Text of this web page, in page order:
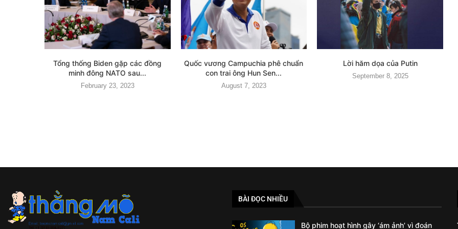
Tổng thống Biden gặp các đồng
minh đông NATO sau...
February 23, 2023
Quốc vương Campuchia phê chuẩn
con trai ông Hun Sen...
August 7, 2023
Lời hăm dọa của Putin
September 8, 2025
BÀI ĐỌC NHIỀU
Bộ phim hoạt hình gây ‘ám ảnh’ vì đoán